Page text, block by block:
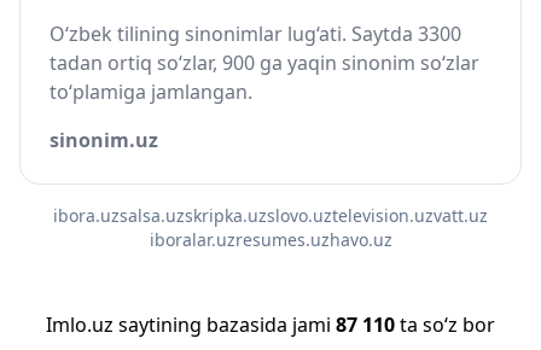
O‘zbek tilining sinonimlar lug‘ati. Saytda 3300
tadan ortiq so‘zlar, 900 ga yaqin sinonim so‘zlar
to‘plamiga jamlangan.
sinonim.uz
ibora.uzsalsa.uzskripka.uzslovo.uztelevision.uzvatt.uz
iboralar.uzresumes.uzhavo.uz
Imlo.uz saytining bazasida jami 87 110ta so‘z bor